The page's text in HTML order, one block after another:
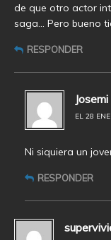
de que otro actor
saga… Pero bueno
RESPONDER
Josemi
EL 28
Ni siquiera un
RESPONDER